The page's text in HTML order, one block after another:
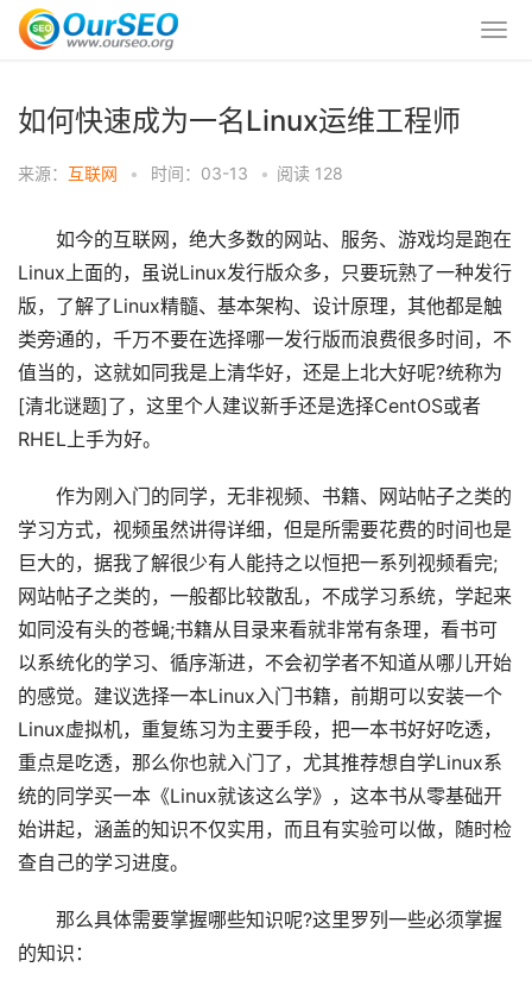
如何快速成为一名Linux运维工程师
来源： 互联网 • 时间：03-13 • 阅读 128
如今的互联网，绝大多数的网站、服务、游戏均是跑在
Linux上面的，虽说Linux发行版众多，只要玩熟了一种发行
版，了解了Linux精髓、基本架构、设计原理，其他都是触
类旁通的，千万不要在选择哪一发行版而浪费很多时间，不
值当的，这就如同我是上清华好，还是上北大好呢?统称为
[清北谜题]了，这里个人建议新手还是选择CentOS或者
RHEL上手为好。
作为刚入门的同学，无非视频、书籍、网站帖子之类的
学习方式，视频虽然讲得详细，但是所需要花费的时间也是
巨大的，据我了解很少有人能持之以恒把一系列视频看完;
网站帖子之类的，一般都比较散乱，不成学习系统，学起来
如同没有头的苍蝇;书籍从目录来看就非常有条理，看书可
以系统化的学习、循序渐进，不会初学者不知道从哪儿开始
的感觉。建议选择一本Linux入门书籍，前期可以安装一个
Linux虚拟机，重复练习为主要手段，把一本书好好吃透，
重点是吃透，那么你也就入门了，尤其推荐想自学Linux系
统的同学买一本《Linux就该这么学》，这本书从零基础开
始讲起，涵盖的知识不仅实用，而且有实验可以做，随时检
查自己的学习进度。
那么具体需要掌握哪些知识呢?这里罗列一些必须掌握
的知识：